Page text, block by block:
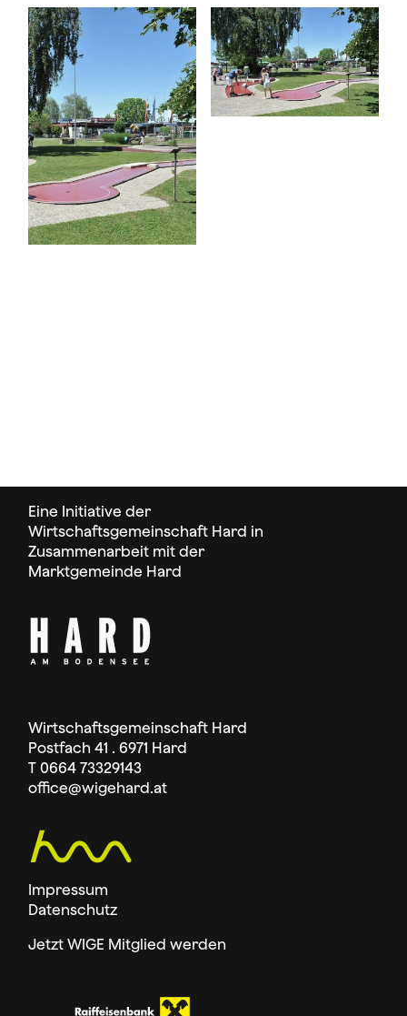
Eine Initiative der
Wirtschaftsgemeinschaft Hard in
Zusammenarbeit mit der
Marktgemeinde Hard
Wirtschaftsgemeinschaft Hard
Postfach 41 . 6971 Hard
T 0664 73329143
office@wigehard.at
Impressum
Datenschutz
Jetzt WIGE Mitglied werden